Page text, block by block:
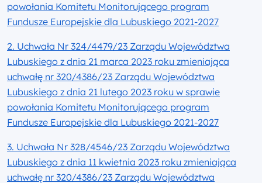
powołania Komitetu Monitorującego program
Fundusze Europejskie dla Lubuskiego 2021-2027
2. Uchwała Nr 324/4479/23 Zarządu Województwa
Lubuskiego z dnia 21 marca 2023 roku zmieniająca
uchwałę nr 320/4386/23 Zarządu Województwa
Lubuskiego z dnia 21 lutego 2023 roku w sprawie
powołania Komitetu Monitorującego program
Fundusze Europejskie dla Lubuskiego 2021-2027
3. Uchwała Nr 328/4546/23 Zarządu Województwa
Lubuskiego z dnia 11 kwietnia 2023 roku zmieniająca
uchwałę nr 320/4386/23 Zarządu Województwa